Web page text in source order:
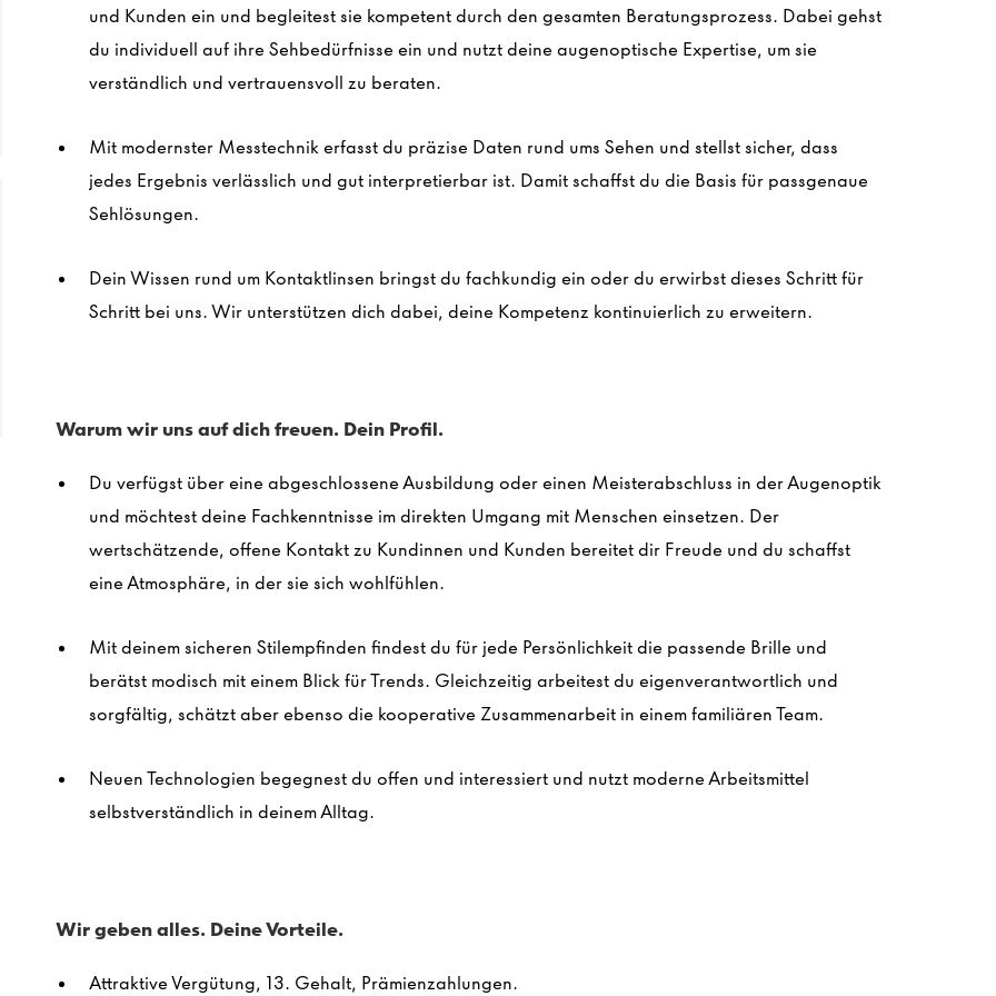
und Kunden ein und begleitest sie kompetent durch den gesamten Beratungsprozess. Dabei gehst
du individuell auf ihre Sehbedürfnisse ein und nutzt deine augenoptische Expertise, um sie
verständlich und vertrauensvoll zu beraten.
Mit modernster Messtechnik erfasst du präzise Daten rund ums Sehen und stellst sicher, dass
jedes Ergebnis verlässlich und gut interpretierbar ist. Damit schaffst du die Basis für passgenaue
Sehlösungen.
Dein Wissen rund um Kontaktlinsen bringst du fachkundig ein oder du erwirbst dieses Schritt für
Schritt bei uns. Wir unterstützen dich dabei, deine Kompetenz kontinuierlich zu erweitern.
Warum wir uns auf dich freuen. Dein Profil.
Du verfügst über eine abgeschlossene Ausbildung oder einen Meisterabschluss in der Augenoptik
und möchtest deine Fachkenntnisse im direkten Umgang mit Menschen einsetzen. Der
wertschätzende, offene Kontakt zu Kundinnen und Kunden bereitet dir Freude und du schaffst
eine Atmosphäre, in der sie sich wohlfühlen.
Mit deinem sicheren Stilempfinden findest du für jede Persönlichkeit die passende Brille und
berätst modisch mit einem Blick für Trends. Gleichzeitig arbeitest du eigenverantwortlich und
sorgfältig, schätzt aber ebenso die kooperative Zusammenarbeit in einem familiären Team.
Neuen Technologien begegnest du offen und interessiert und nutzt moderne Arbeitsmittel
selbstverständlich in deinem Alltag.
Wir geben alles. Deine Vorteile.
Attraktive Vergütung, 13. Gehalt, Prämienzahlungen.